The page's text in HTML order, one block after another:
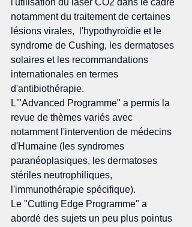
l'utilisation du laser CO2 dans le cadre
notamment du traitement de certaines
lésions virales,  l'hypothyroïdie et le
syndrome de Cushing, les dermatoses
solaires et les recommandations
internationales en termes
d'antibiothérapie.
L'"Advanced Programme" a permis la
revue de thèmes variés avec
notamment l'intervention de médecins
d'Humaine (les syndromes
paranéoplasiques, les dermatoses
stériles neutrophiliques,
l'immunothérapie spécifique).
Le "Cutting Edge Programme" a
abordé des sujets un peu plus pointus